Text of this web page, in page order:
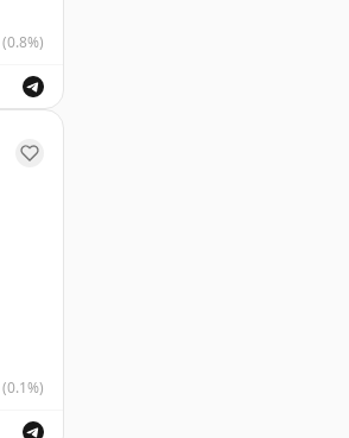
(0.8%)
(0.1%)